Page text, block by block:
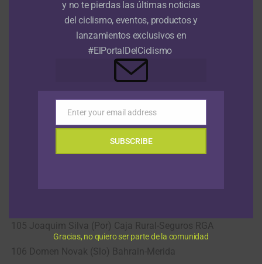
97 Beñat Txoperena Matxikote (Spa) Euskadi Basque
Country-Murias
98 Rafael Reis (Por) Caja Rural-Seguros RGA
99 Nazim Bakirci (Tur) Turkish National Team
100 Simone Bevilacqua (Ita) Wilier Triestina-Selle Italia
101 Aldemar Reyes Ortega (Col) Manzana Postobon
105 Joaquim Silva (Por) Caja Rural-Seguros RGA
106 Domen Novak (Slo) Bahrain-Merida
y no te pierdas las últimas noticias
del ciclismo, eventos, productos y
lanzamientos exclusivos en
#ElPortalDelCiclismo
Email
Enter your email address
SUBSCRIBE
Gracias, no quiero ser parte de la comunidad